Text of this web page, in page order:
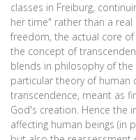
classes in Freiburg,
her time" rather than a
freedom, the actual core
the concept of
blends in philosophy of the
particular theory of human
transcendence, meant as
God's creation. Hence the
affecting human beings (in